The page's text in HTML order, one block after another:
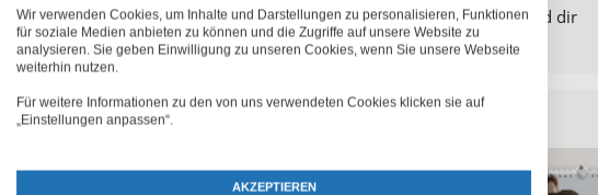
Fotokalender wird garantiert zum Blickfang, der Gäste beeindruckt und dir
selbst jeden Tag ein Lächeln ins Gesicht zaubert.
Wir verwenden Cookies, um Inhalte und Darstellungen zu personalisieren, Funktionen
für soziale Medien anbieten zu können und die Zugriffe auf unsere Website zu
analysieren. Sie geben Einwilligung zu unseren Cookies, wenn Sie unsere Webseite
weiterhin nutzen.
Für weitere Informationen zu den von uns verwendeten Cookies klicken sie auf
„Einstellungen anpassen“.
AKZEPTIEREN